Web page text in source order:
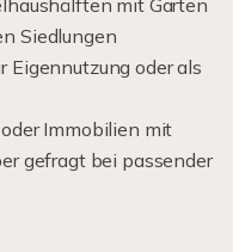
mit Garten
Siedlungen
Eigennutzung oder als
Immobilien mit
gefragt bei passender